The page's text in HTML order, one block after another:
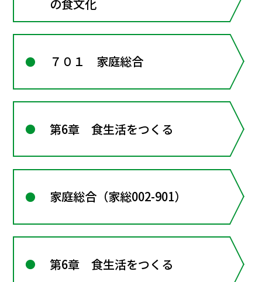
の食文化
７０１ 家庭総合
第6章 食生活をつくる
家庭総合（家総002-901）
第6章 食生活をつくる